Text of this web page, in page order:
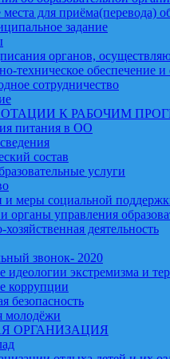
для приёма(перевода)
задание
органов,
техническое обеспечение
сотрудничество
К РАБОЧИМ
питания в ОО
состав
услуги
и меры социальной
органы управления
деятельность
звонок- 2020
идеологии экстремизма и
коррупции
безопасность
молодёжи
ОРГАНИЗАЦИЯ